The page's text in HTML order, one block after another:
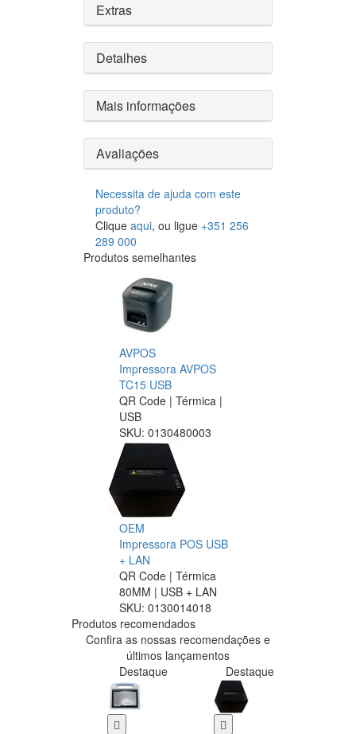
Extras
Detalhes
Mais informações
Avaliações
Necessita de ajuda com este
produto?
Clique aqui, ou ligue +351 256
289 000
Produtos semelhantes
AVPOS
Impressora AVPOS
TC15 USB
QR Code | Térmica |
USB
SKU: 0130480003
OEM
Impressora POS USB
+ LAN
QR Code | Térmica
80MM | USB + LAN
SKU: 0130014018
Produtos recomendados
Confira as nossas recomendações e
últimos lançamentos
Destaque
Destaque